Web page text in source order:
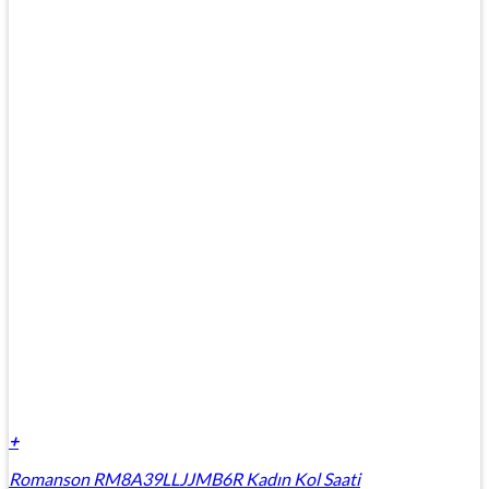
+
Romanson RM8A39LLJJMB6R Kadın Kol Saati